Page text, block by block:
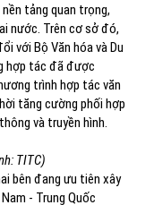
tảng quan trọng,
nước. Trên cơ sở đó,
với Bộ Văn hóa và Du
hợp tác đã được
trình hợp tác văn
tăng cường phối hợp
và truyền hình.
TITC)
bên đang ưu tiên xây
- Trung Quốc